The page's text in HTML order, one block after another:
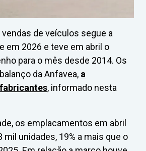
vendas de veículos segue a
em 2026 e teve em abril o
para o mês desde 2014. Os
da Anfavea, a
, informado nesta
os emplacamentos em abril
mil unidades, 19% a mais que o